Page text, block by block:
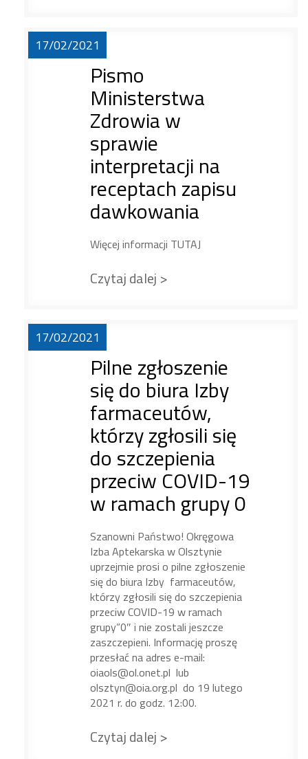
17/02/2021
Pismo
Ministerstwa
Zdrowia w
sprawie
interpretacji na
receptach zapisu
dawkowania
Więcej informacji TUTAJ
Czytaj dalej >
17/02/2021
Pilne zgłoszenie
się do biura Izby
farmaceutów,
którzy zgłosili się
do szczepienia
przeciw COVID-19
w ramach grupy 0
Szanowni Państwo! Okręgowa
Izba Aptekarska w Olsztynie
uprzejmie prosi o pilne zgłoszenie
się do biura Izby farmaceutów,
którzy zgłosili się do szczepienia
przeciw COVID-19 w ramach
grupy”0″ i nie zostali jeszcze
zaszczepieni. Informację proszę
przesłać na adres e-mail:
oiaols@ol.onet.pl lub
olsztyn@oia.org.pl do 19 lutego
2021 r. do godz. 12:00.
Czytaj dalej >